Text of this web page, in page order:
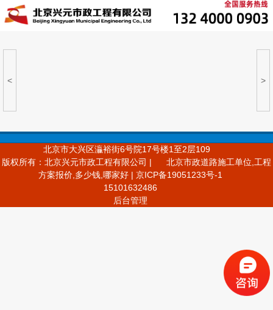
< >
北京市大兴区灜裕街6号院17号楼1至2层109
版权所有：北京兴元市政工程有限公司 |
北京市政道路施工单位,工程
方案报价,多少钱,哪家好 | 京ICP备19051233号-1
15101632486
后台管理